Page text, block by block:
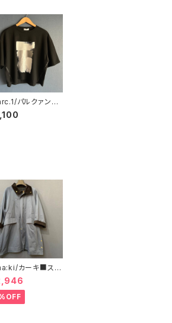
パルクァン■
トフォイルTee■
カーキ■スタ
ラー・コート■